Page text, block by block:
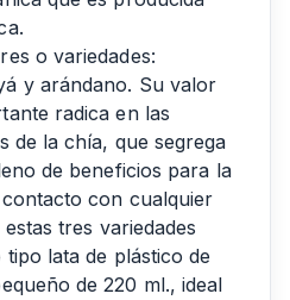
o variedades:
y arándano. Su valor
radica en las
de la chía, que segrega
de beneficios para la
con cualquier
tres variedades
lata de plástico de
de 220 ml., ideal